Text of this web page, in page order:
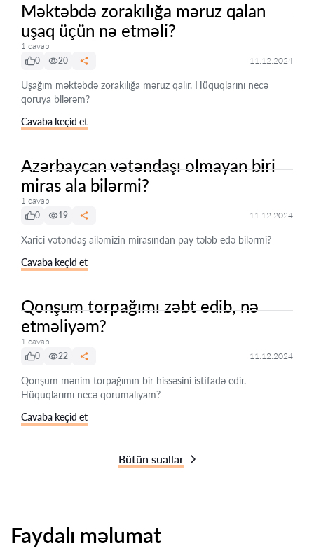
Məktəbdə zorakılığa məruz qalan
uşaq üçün nə etməli?
1 cavab
0
20 11.12.2024
Uşağım məktəbdə zorakılığa məruz qalır. Hüquqlarını necə
qoruya bilərəm?
Cavaba keçid et
Azərbaycan vətəndaşı olmayan biri
miras ala bilərmi?
1 cavab
0
19 11.12.2024
Xarici vətəndaş ailəmizin mirasından pay tələb edə bilərmi?
Cavaba keçid et
Qonşum torpağımı zəbt edib, nə
etməliyəm?
1 cavab
0
22 11.12.2024
Qonşum mənim torpağımın bir hissəsini istifadə edir.
Hüquqlarımı necə qorumalıyam?
Cavaba keçid et
Bütün suallar
Faydalı məlumat